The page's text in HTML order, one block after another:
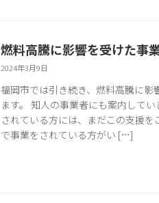
燃料高騰に影響を受けた事
2024年3月9日
福岡市では引き続き、燃料高騰に
ます。 知人の事業者にも案内して
されている方には、まだこの支援
で事業をされている方がい […]